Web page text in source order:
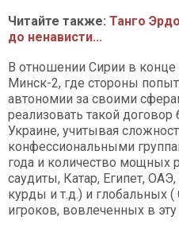
Читайте также: Танго
до ненависти...
В отношении Сирии в конце
Минск-2, где стороны
автономии за своими
реализовать такой
Украине, учитывая
конфессиональными
года и количество мощных
саудиты, Катар, Египет,
курды и т.д.) и глобальных
игроков, вовлеченных в